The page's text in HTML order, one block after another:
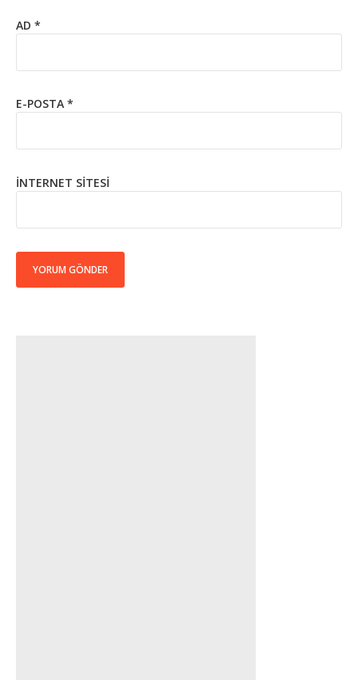
AD *
E-POSTA *
İNTERNET SITESI